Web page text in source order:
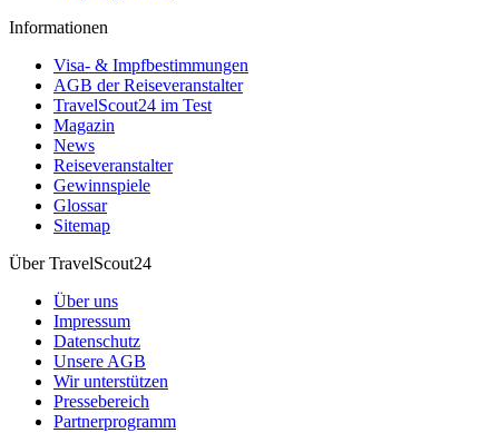
Informationen
Visa- & Impfbestimmungen
AGB der Reiseveranstalter
TravelScout24 im Test
Magazin
News
Reiseveranstalter
Gewinnspiele
Glossar
Sitemap
Über TravelScout24
Über uns
Impressum
Datenschutz
Unsere AGB
Wir unterstützen
Pressebereich
Partnerprogramm